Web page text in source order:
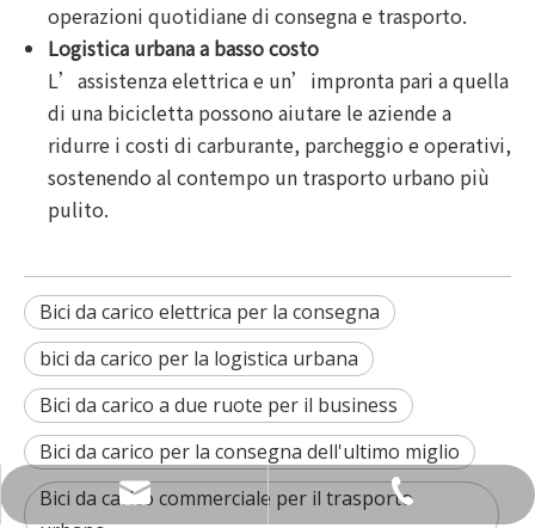
operazioni quotidiane di consegna e trasporto.
Logistica urbana a basso costo
L’assistenza elettrica e un’impronta pari a quella
di una bicicletta possono aiutare le aziende a
ridurre i costi di carburante, parcheggio e operativi,
sostenendo al contempo un trasporto urbano più
pulito.
Bici da carico elettrica per la consegna
bici da carico per la logistica urbana
Bici da carico a due ruote per il business
Bici da carico per la consegna dell'ultimo miglio
Bici da carico commerciale per il trasporto
info@luxmea.com
+49 1590 1361866